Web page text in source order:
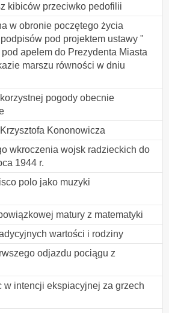
kibiców przeciwko pedofilii
w obronie poczętego życia
pod projektem ustawy "
apelem do Prezydenta Miasta
marszu równości w dniu
pogody obecnie
Kononowicza
wkroczenia wojsk radzieckich do
1944 r.
polo jako muzyki
matury z matematyki
wartości i rodziny
odjazdu pociągu z
w intencji ekspiacyjnej za grzech